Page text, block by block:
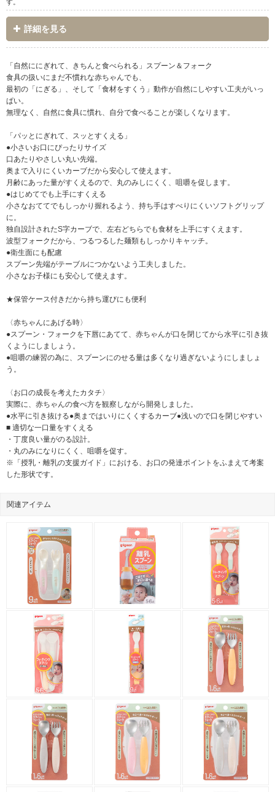
す。
詳細を見る
「自然ににぎれて、きちんと食べられる」スプーン＆フォーク
食具の扱いにまだ不慣れな赤ちゃんでも、
最初の「にぎる」、そして「食材をすくう」動作が自然にしやすい工夫がいっ
ぱい。
無理なく、自然に食具に慣れ、自分で食べることが楽しくなります。
「パッとにぎれて、スッとすくえる」
●小さいお口にぴったりサイズ
口あたりやさしい丸い先端。
奥まで入りにくいカーブだから安心して使えます。
月齢にあった量がすくえるので、丸のみしにくく、咀嚼を促します。
●はじめてでも上手にすくえる
小さなおててでもしっかり握れるよう、持ち手はすべりにくいソフトグリップ
に。
独自設計されたS字カーブで、左右どちらでも食材を上手にすくえます。
波型フォークだから、つるつるした麺類もしっかりキャッチ。
●衛生面にも配慮
スプーン先端がテーブルにつかないよう工夫しました。
小さなお子様にも安心して使えます。
★保管ケース付きだから持ち運びにも便利
〈赤ちゃんにあげる時〉
●スプーン・フォークを下唇にあてて、赤ちゃんが口を閉じてから水平に引き抜
くようにしましょう。
●咀嚼の練習の為に、スプーンにのせる量は多くなり過ぎないようにしましょ
う。
〈お口の成長を考えたカタチ〉
実際に、赤ちゃんの食べ方を観察しながら開発しました。
●水平に引き抜ける●奥まではいりにくくするカーブ●浅いので口を閉じやすい
■ 適切な一口量をすくえる
・丁度良い量がのる設計。
・丸のみになりにくく、咀嚼を促す。
※「授乳・離乳の支援ガイド」における、お口の発達ポイントをふまえて考案
した形状です。
関連アイテム